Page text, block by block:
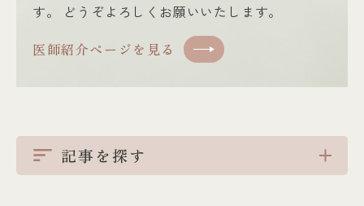
す。 どうぞよろしくお願いいたします。
医師紹介ページを見る
記事を探す